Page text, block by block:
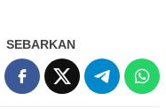
SEBARKAN